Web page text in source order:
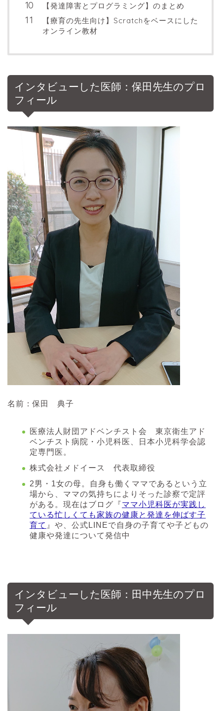
【発達障害とプログラミング】のまとめ
【療育の先生向け】Scratchをベースにした
オンライン教材
インタビューした医師：保田先生のプロ
フィール
名前：保田 典子
医療法人財団アドベンチスト会 東京衛生アド
ベンチスト病院・小児科医、日本小児科学会認
定専門医。
株式会社メドイース 代表取締役
2男・1女の母。自身も働くママであるという立
場から、ママの気持ちによりそった診察で定評
がある。現在はブログ『 ママ小児科医が実践し
ている忙しくても家族の健康と発達を伸ばす子
育て 』や、公式LINEで自身の子育てや子どもの
健康や発達について発信中
インタビューした医師：田中先生のプロ
フィール